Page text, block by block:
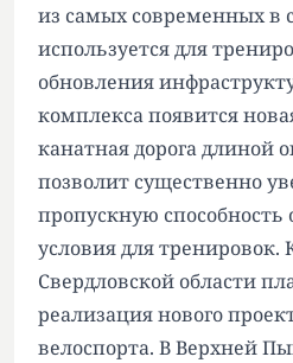
из самых современных в
используется для
обновления
комплекса появится
канатная дорога длиной
позволит существенно
пропускную
условия для тренировок.
Свердловской области
реализация нового
велоспорта. В Верхней